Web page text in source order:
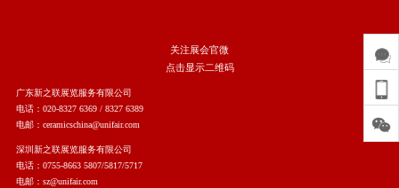
关注展会官微
点击显示二维码
广东新之联展览服务有限公司
电话：020-8327 6369 / 8327 6389
电邮：ceramicschina@unifair.com
深圳新之联展览服务有限公司
电话：0755-8663 5807/5817/5717
电邮：sz@unifair.com